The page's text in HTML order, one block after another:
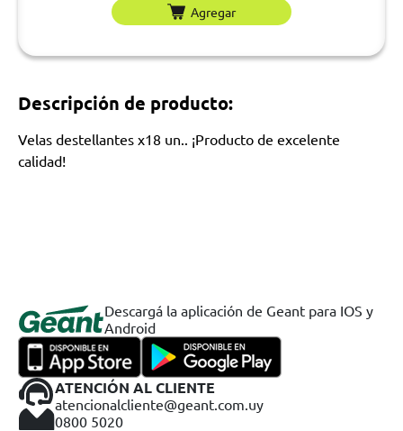
Agregar
Descripción de producto:
Velas destellantes x18 un.. ¡Producto de excelente
calidad!
Descargá la aplicación de Geant para IOS y
Android
ATENCIÓN AL CLIENTE
atencionalcliente@geant.com.uy
0800 5020